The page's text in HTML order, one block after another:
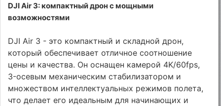
DJI Air 3: компактный дрон с мощными
возможностями
DJI Air 3 - это компактный и складной дрон,
который обеспечивает отличное соотношение
цены и качества. Он оснащен камерой 4K/60fps,
3-осевым механическим стабилизатором и
множеством интеллектуальных режимов полета,
что делает его идеальным для начинающих и